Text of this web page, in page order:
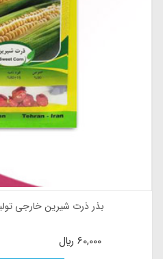
بذر ذرت شیرین خارجی
60,000 ريال